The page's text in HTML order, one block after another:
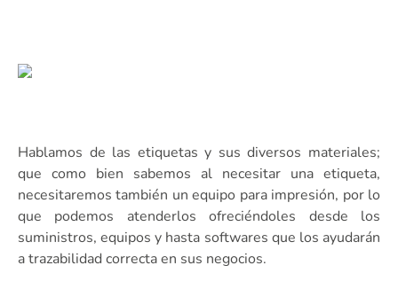
Hablamos de las etiquetas y sus diversos materiales;
que como bien sabemos al necesitar una etiqueta,
necesitaremos también un equipo para impresión, por lo
que podemos atenderlos ofreciéndoles desde los
suministros, equipos y hasta softwares que los ayudarán
a trazabilidad correcta en sus negocios.